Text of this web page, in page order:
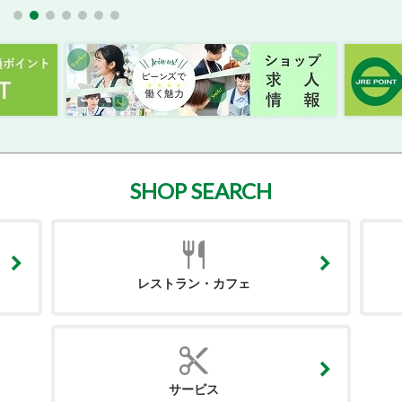
SHOP SEARCH
レストラン・カフェ
サービス